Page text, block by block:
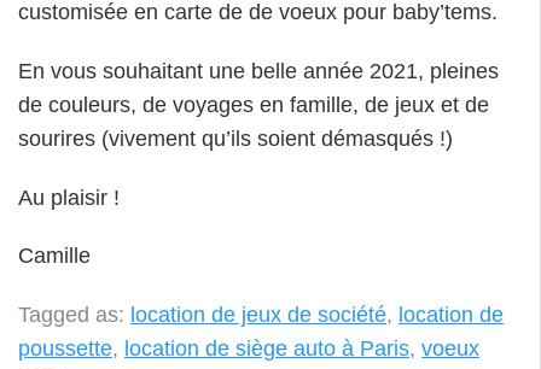
customisée en carte de de voeux pour baby’tems.
En vous souhaitant une belle année 2021, pleines
de couleurs, de voyages en famille, de jeux et de
sourires (vivement qu’ils soient démasqués !)
Au plaisir !
Camille
Tagged as: location de jeux de société, location de
poussette, location de siège auto à Paris, voeux